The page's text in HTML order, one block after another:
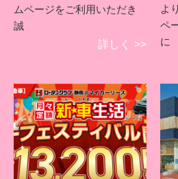
ムページをご利用いただき
誠
詳しく
>>
よ
ペ
に